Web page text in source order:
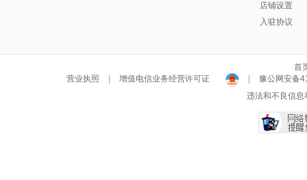
店铺设置
入驻协议
首
营业执照
增值电信业务经营许可证
豫公网安备
违法和不良信